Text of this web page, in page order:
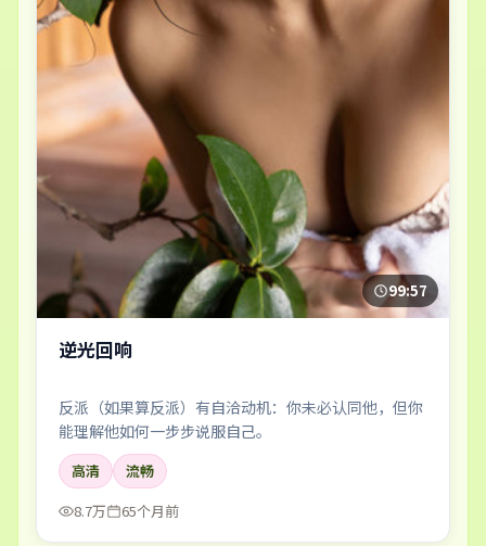
99:57
逆光回响
反派（如果算反派）有自洽动机：你未必认同他，但你
能理解他如何一步步说服自己。
高清
流畅
8.7万
65个月前